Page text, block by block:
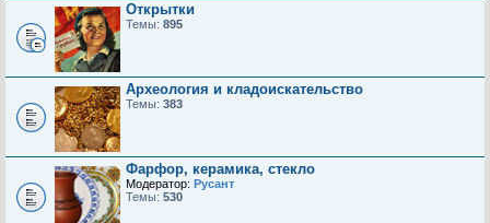
Открытки
Темы: 895
Археология и кладоискательство
Темы: 383
Фарфор, керамика, стекло
Модератор: Русант
Темы: 530